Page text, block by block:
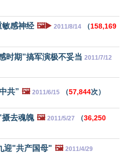
敏感神经 🖼️▶️ 2011/8/14 （158,169
时期”搞军演极不妥当 2011/7/12
共” 🖼️ 2011/6/15 （57,844次）
去魂魄 🖼️ 2011/5/27 （36,250
迎"共产国母" 🖼️ 2011/4/29